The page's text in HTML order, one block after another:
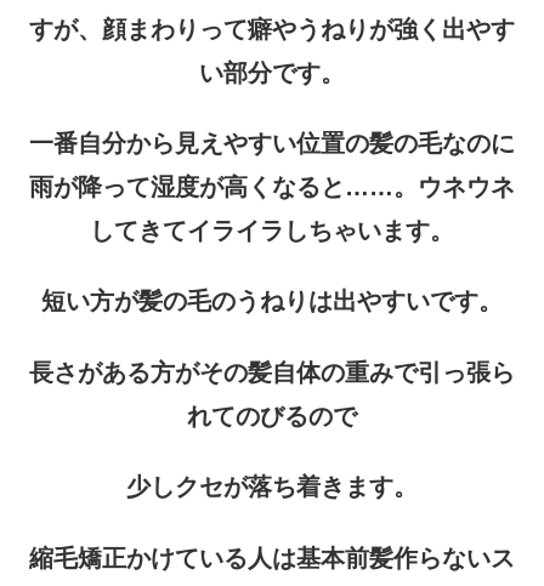
すが、顔まわりって癖やうねりが強く出やす
い部分です。
一番自分から見えやすい位置の髪の毛なのに
雨が降って湿度が高くなると……。ウネウネ
してきてイライラしちゃいます。
短い方が髪の毛のうねりは出やすいです。
長さがある方がその髪自体の重みで引っ張ら
れてのびるので
少しクセが落ち着きます。
縮毛矯正かけている人は基本前髪作らないス